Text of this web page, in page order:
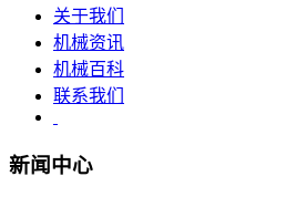
关于我们
机械资讯
机械百科
联系我们
新闻中心